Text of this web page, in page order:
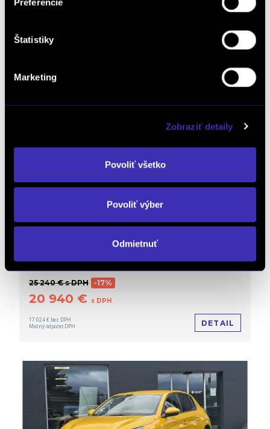
Preferencie
Štatistiky
Marketing
Zobraziť detaily
Povoliť všetko
Povoliť výber
Odmietnuť
Možný odpočet DPH
FINANCOVANIE
Peugeot 208 NEW 1.2 Hybrid Allure 110k
e-DCS6 (MHEV)
Doživotný servis ZADARMO Automat
/ 81 kW / 110 PS / Mild Hybrid (benzín/elektrika) / Bratislava
Lamač
25 240 € s DPH -17%
20 940 € s DPH
17 024 € bez DPH
Možný odpočet DPH
DETAIL